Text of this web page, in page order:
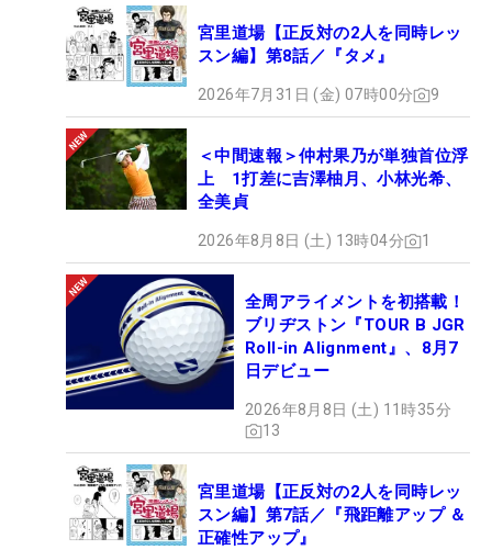
宮里道場【正反対の2人を同時レッ
スン編】第8話／『タメ』
2026年7月31日 (金) 07時00分 9
＜中間速報＞仲村果乃が単独首位浮
上 1打差に吉澤柚月、小林光希、
全美貞
2026年8月8日 (土) 13時04分 1
全周アライメントを初搭載！
ブリヂストン『TOUR B JGR
Roll-in Alignment』、8月7
日デビュー
2026年8月8日 (土) 11時35分
13
宮里道場【正反対の2人を同時レッ
スン編】第7話／『飛距離アップ ＆
正確性アップ』